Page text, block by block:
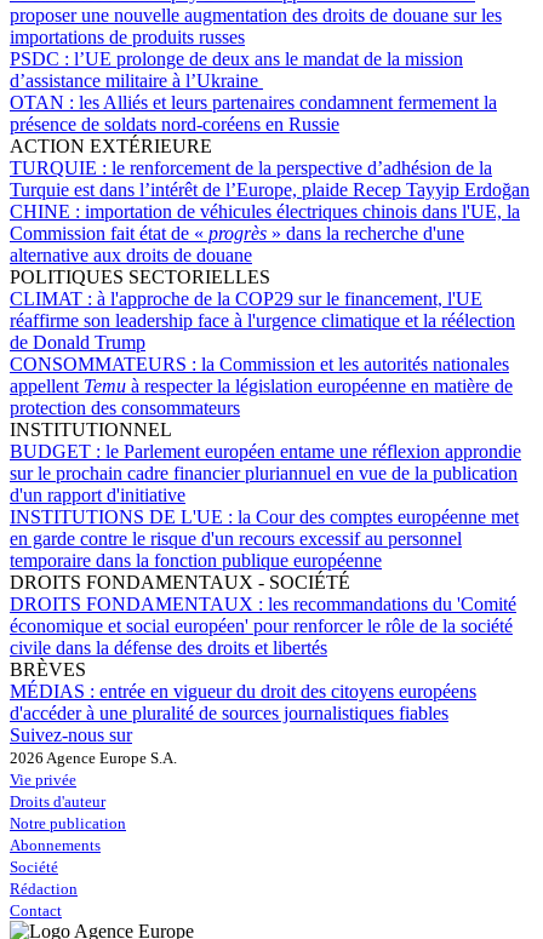
proposer une nouvelle augmentation des droits de douane sur les
importations de produits russes
PSDC : l’UE prolonge de deux ans le mandat de la mission
d’assistance militaire à l’Ukraine
OTAN : les Alliés et leurs partenaires condamnent fermement la
présence de soldats nord-coréens en Russie
ACTION EXTÉRIEURE
TURQUIE : le renforcement de la perspective d’adhésion de la
Turquie est dans l’intérêt de l’Europe, plaide Recep Tayyip Erdoğan
CHINE : importation de véhicules électriques chinois dans l'UE, la
Commission fait état de « progrès » dans la recherche d'une
alternative aux droits de douane
POLITIQUES SECTORIELLES
CLIMAT : à l'approche de la COP29 sur le financement, l'UE
réaffirme son leadership face à l'urgence climatique et la réélection
de Donald Trump
CONSOMMATEURS : la Commission et les autorités nationales
appellent Temu à respecter la législation européenne en matière de
protection des consommateurs
INSTITUTIONNEL
BUDGET : le Parlement européen entame une réflexion approndie
sur le prochain cadre financier pluriannuel en vue de la publication
d'un rapport d'initiative
INSTITUTIONS DE L'UE : la Cour des comptes européenne met
en garde contre le risque d'un recours excessif au personnel
temporaire dans la fonction publique européenne
DROITS FONDAMENTAUX - SOCIÉTÉ
DROITS FONDAMENTAUX : les recommandations du 'Comité
économique et social européen' pour renforcer le rôle de la société
civile dans la défense des droits et libertés
BRÈVES
MÉDIAS : entrée en vigueur du droit des citoyens européens
d'accéder à une pluralité de sources journalistiques fiables
Suivez-nous sur
2026 Agence Europe S.A.
Vie privée
Droits d'auteur
Notre publication
Abonnements
Société
Rédaction
Contact